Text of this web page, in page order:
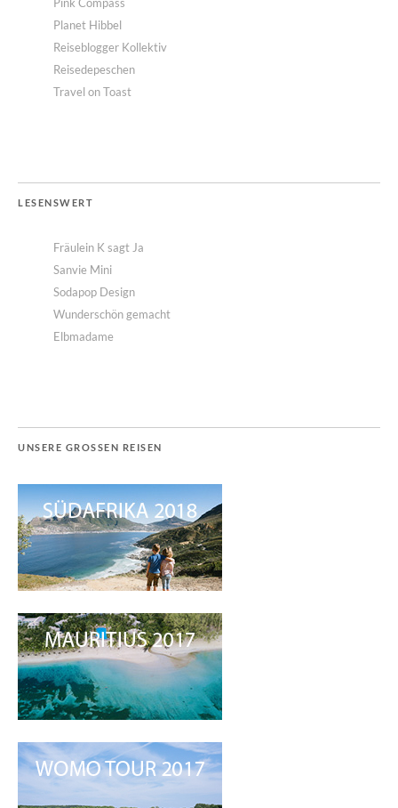
Planet Hibbel
Reiseblogger Kollektiv
Reisedepeschen
Travel on Toast
LESENSWERT
Fräulein K sagt Ja
Sanvie Mini
Sodapop Design
Wunderschön gemacht
Elbmadame
UNSERE GROSSEN REISEN